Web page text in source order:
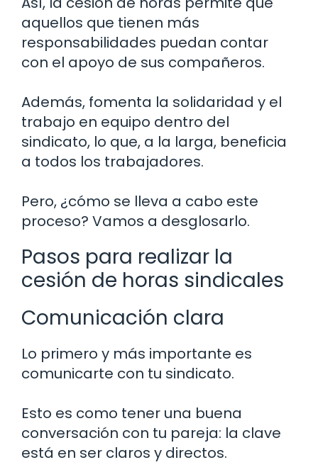
aquellos que tienen más
responsabilidades puedan contar
con el apoyo de sus compañeros.
Además, fomenta la solidaridad y el
trabajo en equipo dentro del
sindicato, lo que, a la larga, beneficia
a todos los trabajadores.
Pero, ¿cómo se lleva a cabo este
proceso? Vamos a desglosarlo.
Pasos para realizar la
cesión de horas sindicales
Comunicación clara
Lo primero y más importante es
comunicarte con tu sindicato.
Esto es como tener una buena
conversación con tu pareja: la clave
está en ser claros y directos.